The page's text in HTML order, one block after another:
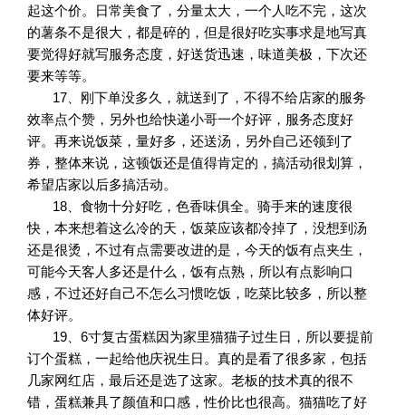
起这个价。日常美食了，分量太大，一个人吃不完，这次
的薯条不是很大，都是碎的，但是很好吃实事求是地写真
要觉得好就写服务态度，好送货迅速，味道美极，下次还
要来等等。
17、刚下单没多久，就送到了，不得不给店家的服务
效率点个赞，另外也给快递小哥一个好评，服务态度好
评。再来说饭菜，量好多，还送汤，另外自己还领到了
券，整体来说，这顿饭还是值得肯定的，搞活动很划算，
希望店家以后多搞活动。
18、食物十分好吃，色香味俱全。骑手来的速度很
快，本来想着这么冷的天，饭菜应该都冷掉了，没想到汤
还是很烫，不过有点需要改进的是，今天的饭有点夹生，
可能今天客人多还是什么，饭有点熟，所以有点影响口
感，不过还好自己不怎么习惯吃饭，吃菜比较多，所以整
体好评。
19、6寸复古蛋糕因为家里猫猫子过生日，所以要提前
订个蛋糕，一起给他庆祝生日。真的是看了很多家，包括
几家网红店，最后还是选了这家。老板的技术真的很不
错，蛋糕兼具了颜值和口感，性价比也很高。猫猫吃了好